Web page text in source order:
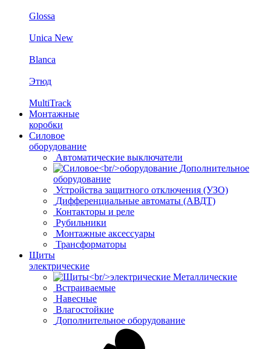
Glossa
Unica New
Blanca
Этюд
MultiTrack
Монтажные
коробки
Силовое
оборудование
Автоматические выключатели
Дополнительное
оборудование
Устройства защитного отключения (УЗО)
Дифференциальные автоматы (АВДТ)
Контакторы и реле
Рубильники
Монтажные аксессуары
Трансформаторы
Щиты
электрические
Металлические
Встраиваемые
Навесные
Влагостойкие
Дополнительное оборудование